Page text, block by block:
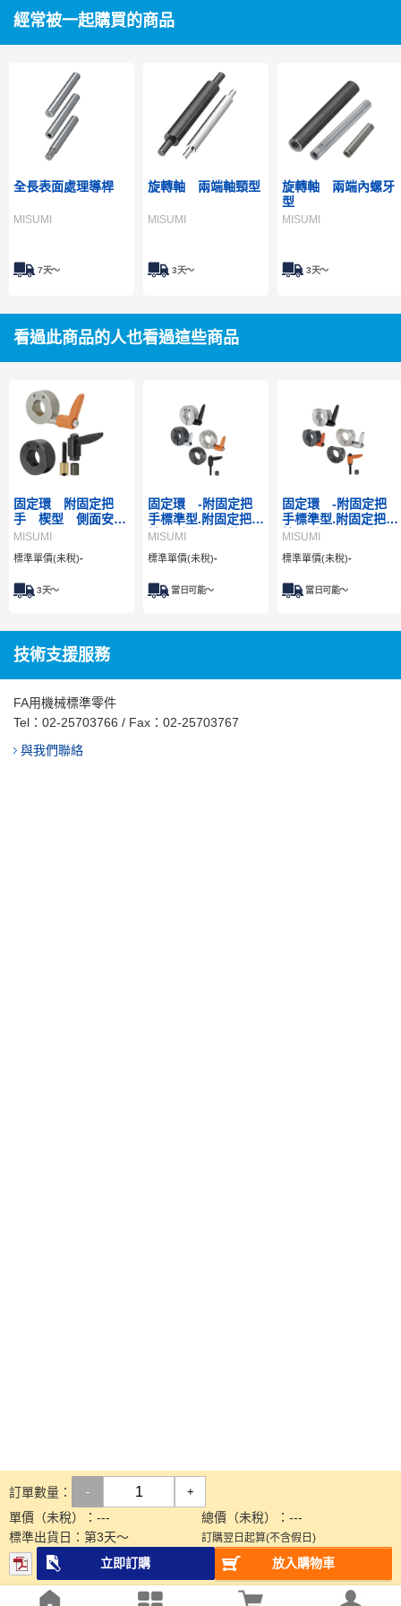
經常被一起購買的商品
全長表面處理導桿
MISUMI
7天～
旋轉軸 兩端軸頸型
MISUMI
3天～
旋轉軸 兩端內螺牙
型
MISUMI
3天～
看過此商品的人也看過這些商品
固定環 附固定把
手 楔型 側面安裝
孔
MISUMI
標準單價(未稅)-
3天～
固定環 -附固定把
手標準型.附固定把手
精巧型-側面安裝孔
MISUMI
標準單價(未稅)-
當日可能～
固定環 -附固定把
手標準型.附固定把手
精巧型- D切面型
MISUMI
標準單價(未稅)-
當日可能～
技術支援服務
FA用機械標準零件
Tel： 02-25703766 / Fax：02-25703767
與我們聯絡
訂單數量： - +
單價（未稅）： --- 總價（未稅）： ---
標準出貨日： 第3天～ 訂購翌日起算(不含假日)
立即訂購 放入購物車